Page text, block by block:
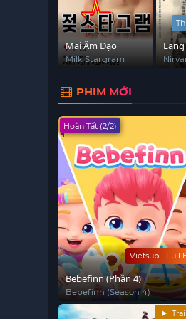
Mai Âm Đạo
Milk Stargram
PHIM MỚI
Vietsub - Full
Hoàn Tất (2/2)
Bebefinn (Phần 4)
Bebefinn (Season 4)